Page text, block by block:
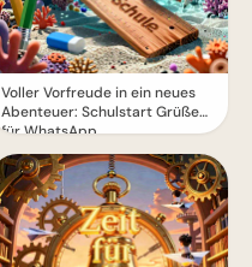
Voller Vorfreude in ein neues
Abenteuer: Schulstart Grüße
für WhatsApp